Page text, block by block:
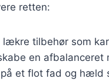
retten:
tilbehør som
en afbalanceret
et flot fad og hæld